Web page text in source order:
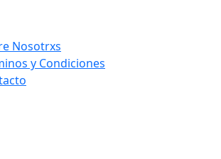
Nosotrxs
y Condiciones